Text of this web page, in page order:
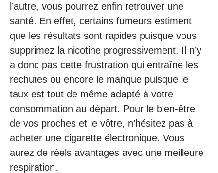
l’autre, vous pourrez enfin retrouver une
santé. En effet, certains fumeurs estiment
que les résultats sont rapides puisque vous
supprimez la nicotine progressivement. Il n’y
a donc pas cette frustration qui entraîne les
rechutes ou encore le manque puisque le
taux est tout de même adapté à votre
consommation au départ. Pour le bien-être
de vos proches et le vôtre, n’hésitez pas à
acheter une cigarette électronique. Vous
aurez de réels avantages avec une meilleure
respiration.